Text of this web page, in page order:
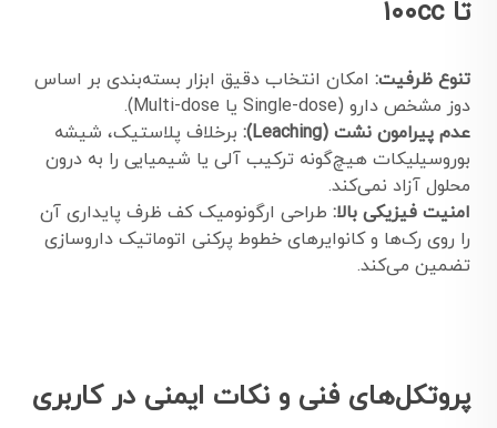
تا ۱۰۰cc
تنوع ظرفیت: امکان انتخاب دقیق ابزار بسته‌بندی بر اساس
دوز مشخص دارو (Single-dose یا Multi-dose).
عدم پیرامون نشت (Leaching):
برخلاف پلاستیک، شیشه
بوروسیلیکات هیچ‌گونه ترکیب آلی یا شیمیایی را به درون
محلول آزاد نمی‌کند.
امنیت فیزیکی بالا: طراحی ارگونومیک کف ظرف پایداری آن
را روی رک‌ها و کانوایرهای خطوط پرکنی اتوماتیک داروسازی
تضمین می‌کند.
پروتکل‌های فنی و نکات ایمنی در کاربری